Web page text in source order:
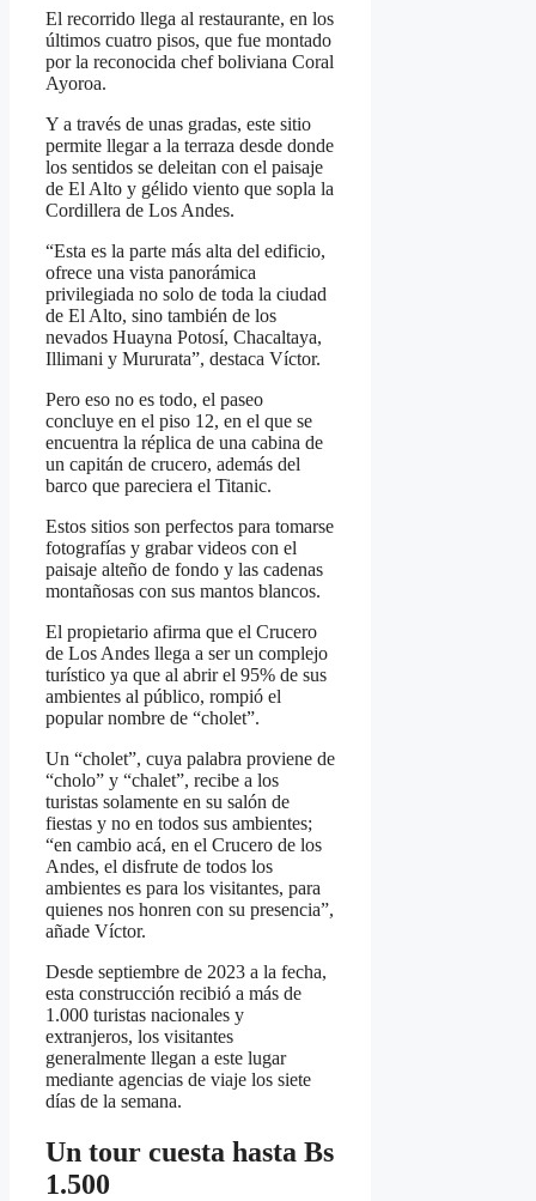
El recorrido llega al restaurante, en los
últimos cuatro pisos, que fue montado
por la reconocida chef boliviana Coral
Ayoroa.
Y a través de unas gradas, este sitio
permite llegar a la terraza desde donde
los sentidos se deleitan con el paisaje
de El Alto y gélido viento que sopla la
Cordillera de Los Andes.
“Esta es la parte más alta del edificio,
ofrece una vista panorámica
privilegiada no solo de toda la ciudad
de El Alto, sino también de los
nevados Huayna Potosí, Chacaltaya,
Illimani y Mururata”, destaca Víctor.
Pero eso no es todo, el paseo
concluye en el piso 12, en el que se
encuentra la réplica de una cabina de
un capitán de crucero, además del
barco que pareciera el Titanic.
Estos sitios son perfectos para tomarse
fotografías y grabar videos con el
paisaje alteño de fondo y las cadenas
montañosas con sus mantos blancos.
El propietario afirma que el Crucero
de Los Andes llega a ser un complejo
turístico ya que al abrir el 95% de sus
ambientes al público, rompió el
popular nombre de “cholet”.
Un “cholet”, cuya palabra proviene de
“cholo” y “chalet”, recibe a los
turistas solamente en su salón de
fiestas y no en todos sus ambientes;
“en cambio acá, en el Crucero de los
Andes, el disfrute de todos los
ambientes es para los visitantes, para
quienes nos honren con su presencia”,
añade Víctor.
Desde septiembre de 2023 a la fecha,
esta construcción recibió a más de
1.000 turistas nacionales y
extranjeros, los visitantes
generalmente llegan a este lugar
mediante agencias de viaje los siete
días de la semana.
Un tour cuesta hasta Bs
1.500